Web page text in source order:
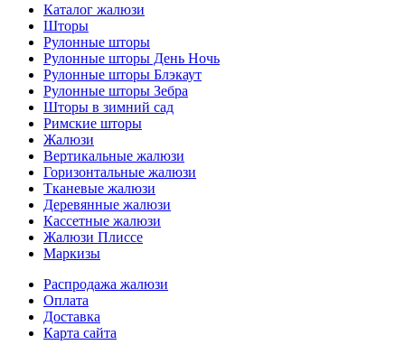
МенюКаталог жалюзи
Шторы
Рулонные шторы
Рулонные шторы День Ночь
Рулонные шторы Блэкаут
Рулонные шторы Зебра
Шторы в зимний сад
Римские шторы
Жалюзи
Вертикальные жалюзи
Горизонтальные жалюзи
Тканевые жалюзи
Деревянные жалюзи
Кассетные жалюзи
Жалюзи Плиссе
Маркизы
МенюРаспродажа жалюзи
Оплата
Доставка
Карта сайта